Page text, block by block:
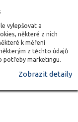
vylepšovat a
některé z nich
k měření
z těchto údajů
potřeby marketingu.
Zobrazit detaily